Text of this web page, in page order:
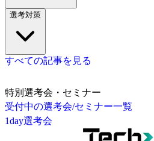
選考対策
すべての記事を見る
特別選考会・セミナー
受付中の選考会/セミナー一覧
1day選考会